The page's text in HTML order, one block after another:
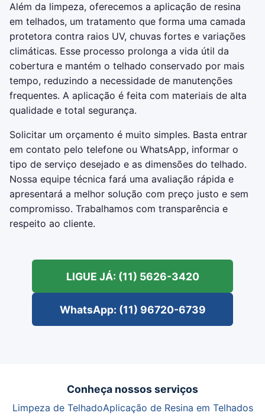
Além da limpeza, oferecemos a aplicação de resina
em telhados, um tratamento que forma uma camada
protetora contra raios UV, chuvas fortes e variações
climáticas. Esse processo prolonga a vida útil da
cobertura e mantém o telhado conservado por mais
tempo, reduzindo a necessidade de manutenções
frequentes. A aplicação é feita com materiais de alta
qualidade e total segurança.
Solicitar um orçamento é muito simples. Basta entrar
em contato pelo telefone ou WhatsApp, informar o
tipo de serviço desejado e as dimensões do telhado.
Nossa equipe técnica fará uma avaliação rápida e
apresentará a melhor solução com preço justo e sem
compromisso. Trabalhamos com transparência e
respeito ao cliente.
LIGUE JÁ: (11) 5626-3420
WhatsApp: (11) 96720-6739
Conheça nossos serviços
Limpeza de TelhadoAplicação de Resina em Telhados